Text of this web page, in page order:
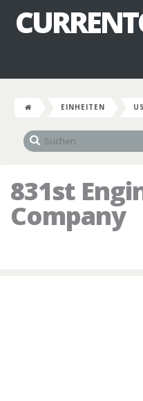
EINHEITEN US
831st
Company